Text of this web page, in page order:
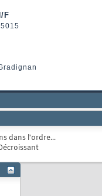
F
dans l'ordre...